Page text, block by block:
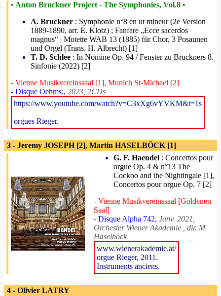
• Anton Bruckner Project - The Symphonies, Vol.8 •
A. Bruckner : Symphonie n°8 en ut mineur (2e Version
1889-1890, arr. E. Klotz) ; Fanfare „Ecce sacerdos
magnus“ | Motette WAB 13 (1885) für Chor, 3 Posaunen
und Orgel (Trans. H. Albrecht) [1]
T. D. Schlee : In Nomine Op. 94 / Fenster zu Bruckners 8.
Sinfonie (2022) [2]
- Vienne Musikvereinssaal [1], Munich St-Michael [2]
- Disque Oehms;, 2023, 2CDs
https://www.youtube.com/watch?v=C3xXg6vYVKM&t=1s
orgues Rieger.
3 - Jeremy JOSEPH [2], Martin HASELBÖCK [1]
G. F. Haendel : Concertos pour
orgue Op. 4 & n°13 The
Cockoo and the Nightingale [1],
Concertos pour orgue Op. 7 [2]
- Vienne Musikvereinssaal [Goldenen
Saal]
- Disque Alpha 742, Janv. 2021,
Orchester Wiener Akademie , dir. M.
Haselböck
www.wienerakademie.at/
orgue Rieger, 2011.
Instruments anciens.
4 - Olivier LATRY